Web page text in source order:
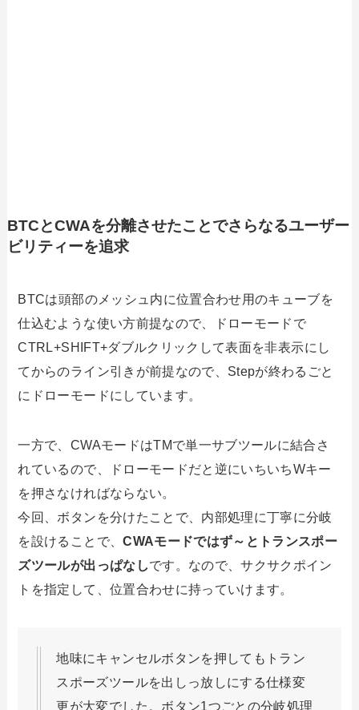
BTCとCWAを分離させたことでさらなるユーザー
ビリティーを追求
BTCは頭部のメッシュ内に位置合わせ用のキューブを
仕込むような使い方前提なので、ドローモードで
CTRL+SHIFT+ダブルクリックして表面を非表示にし
てからのライン引きが前提なので、Stepが終わるごと
にドローモードにしています。
一方で、CWAモードはTMで単一サブツールに結合さ
れているので、ドローモードだと逆にいちいちWキー
を押さなければならない。
今回、ボタンを分けたことで、内部処理に丁寧に分岐
を設けることで、CWAモードではず～とトランスポー
ズツールが出っぱなしです。なので、サクサクポイン
トを指定して、位置合わせに持っていけます。
地味にキャンセルボタンを押してもトラン
スポーズツールを出しっ放しにする仕様変
更が大変でした。ボタン1つごとの分岐処理